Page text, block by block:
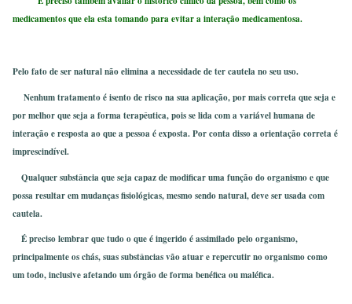
medicamentos que ela esta tomando para evitar a interação medicamentosa.
Pelo fato de ser natural não elimina a necessidade de ter cautela no seu uso.
Nenhum tratamento é isento de risco na sua aplicação, por mais correta que seja e
por melhor que seja a forma terapêutica, pois se lida com a variável humana de
interação e resposta ao que a pessoa é exposta. Por conta disso a orientação correta é
imprescindível.
Qualquer substância que seja capaz de modificar uma função do organismo e que
possa resultar em mudanças fisiológicas, mesmo sendo natural, deve ser usada com
cautela.
É preciso lembrar que tudo o que é ingerido é assimilado pelo organismo,
principalmente os chás, suas substâncias vão atuar e repercutir no organismo como
um todo, inclusive afetando um órgão de forma benéfica ou maléfica.